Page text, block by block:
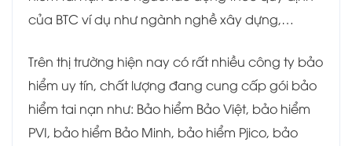
của BTC ví dụ như ngành nghề xây dựng,…
Trên thị trường hiện nay có rất nhiều công ty bảo
hiểm uy tín, chất lượng đang cung cấp gói bảo
hiểm tai nạn như: Bảo hiểm Bảo Việt, bảo hiểm
PVI, bảo hiểm Bảo Minh, bảo hiểm Pjico, bảo